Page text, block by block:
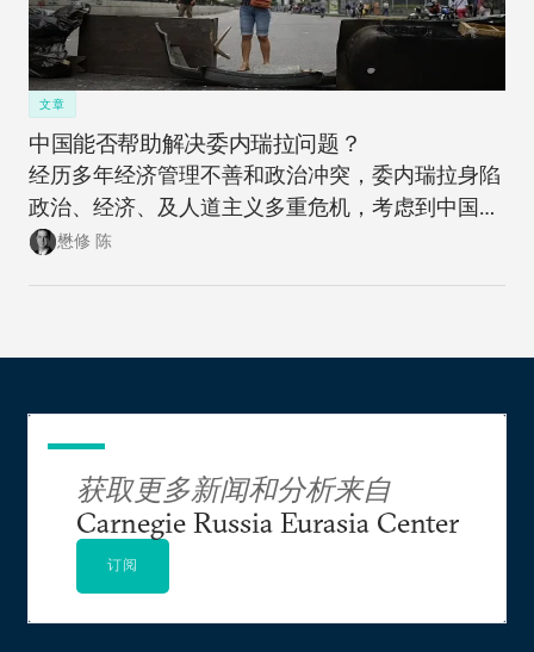
文章
中国能否帮助解决委内瑞拉问题？
经历多年经济管理不善和政治冲突，委内瑞拉身陷
政治、经济、及人道主义多重危机，考虑到中国与
委内瑞拉在经济和外交上的高调合作，中方能否以
懋修 陈
获取更多新闻和分析来自
Carnegie Russia Eurasia Center
订阅